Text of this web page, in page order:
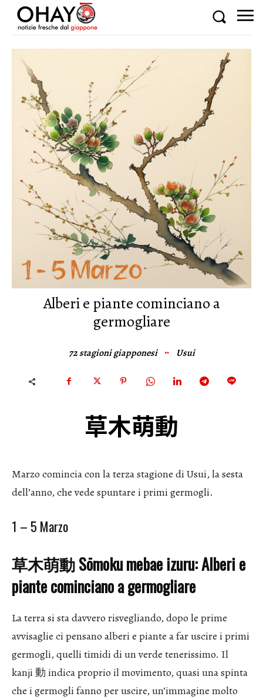
Alberi e piante cominciano a
germogliare
72 stagioni giapponesi Usui
草木萌動
Marzo comincia con la terza stagione di Usui, la sesta
dell’anno, che vede spuntare i primi germogli.
1 – 5 Marzo
草木萌動Sōmoku mebae izuru: Alberi e
piante cominciano a germogliare
La terra si sta davvero risvegliando, dopo le prime
avvisaglie ci pensano alberi e piante a far uscire i primi
germogli, quelli timidi di un verde tenerissimo. Il
kanji 動 indica proprio il movimento, quasi una spinta
che i germogli fanno per uscire, un’immagine molto